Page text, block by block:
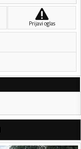
Prijavi oglas